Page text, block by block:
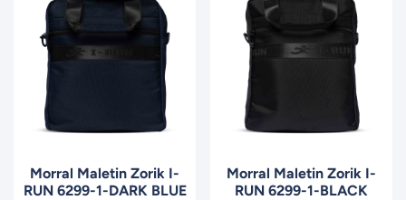
Morral Maletin Zorik I-
RUN 6299-1-DARK BLUE
Morral Maletin Zorik I-
RUN 6299-1-BLACK